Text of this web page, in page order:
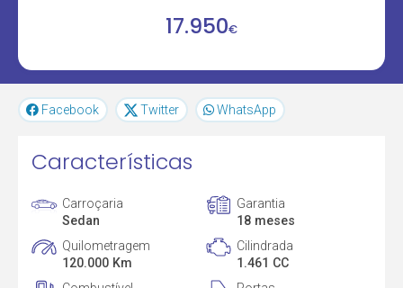
17.950€
Facebook Twitter WhatsApp
Características
Carroçaria
Sedan
Garantia
18 meses
Quilometragem
120.000 Km
Cilindrada
1.461 CC